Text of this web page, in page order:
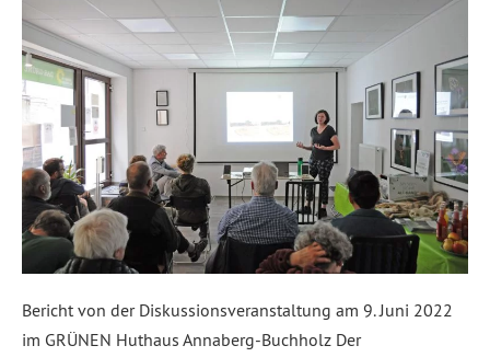
Bericht von der Diskussionsveranstaltung am 9. Juni 2022
im GRÜNEN Huthaus Annaberg-Buchholz Der